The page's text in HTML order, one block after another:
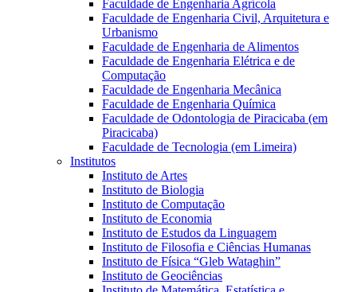
Faculdade de Engenharia Agrícola
Faculdade de Engenharia Civil, Arquitetura e
Urbanismo
Faculdade de Engenharia de Alimentos
Faculdade de Engenharia Elétrica e de
Computação
Faculdade de Engenharia Mecânica
Faculdade de Engenharia Química
Faculdade de Odontologia de Piracicaba (em
Piracicaba)
Faculdade de Tecnologia (em Limeira)
Institutos
Instituto de Artes
Instituto de Biologia
Instituto de Computação
Instituto de Economia
Instituto de Estudos da Linguagem
Instituto de Filosofia e Ciências Humanas
Instituto de Física “Gleb Wataghin”
Instituto de Geociências